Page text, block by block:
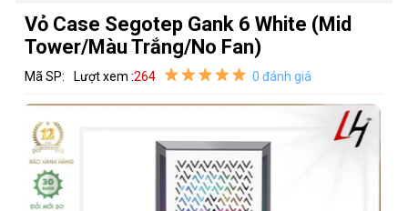
Vỏ Case Segotep Gank 6 White (Mid
Tower/Màu Trắng/No Fan)
Mã SP: Lượt xem :264 0 đánh giá